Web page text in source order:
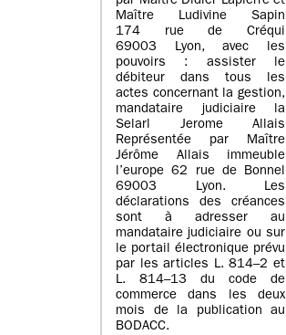
Maître Ludivine Sapin
174 rue de Créqui
69003 Lyon, avec les
pouvoirs : assister le
débiteur dans tous les
actes concernant la gestion,
mandataire judiciaire la
Selarl Jerome Allais
Représentée par Maître
Jérôme Allais immeuble
l’europe 62 rue de Bonnel
69003 Lyon. Les
déclarations des créances
sont à adresser au
mandataire judiciaire ou sur
le portail électronique prévu
par les articles L. 814–2 et
L. 814–13 du code de
commerce dans les deux
mois de la publication au
BODACC.